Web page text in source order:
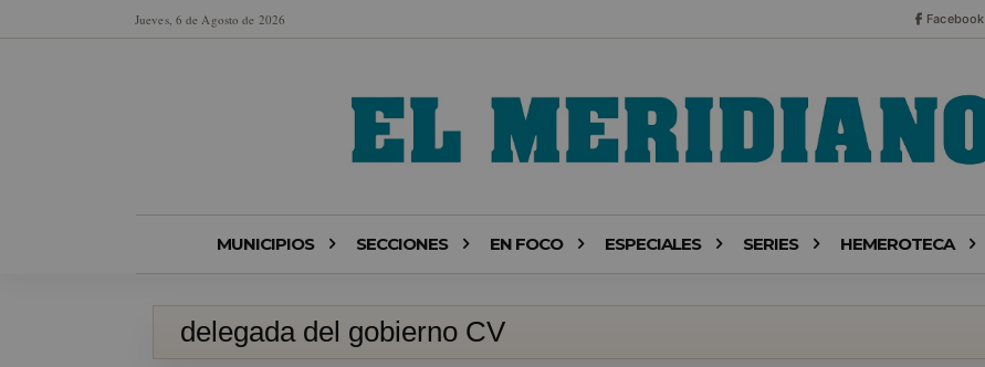
Jueves, 6 de Agosto de 2026 Facebook
MUNICIPIOS SECCIONES EN FOCO ESPECIALES SERIES HEMEROTECA
delegada del gobierno CV